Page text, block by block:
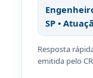
SP •
Resposta
emitida pelo